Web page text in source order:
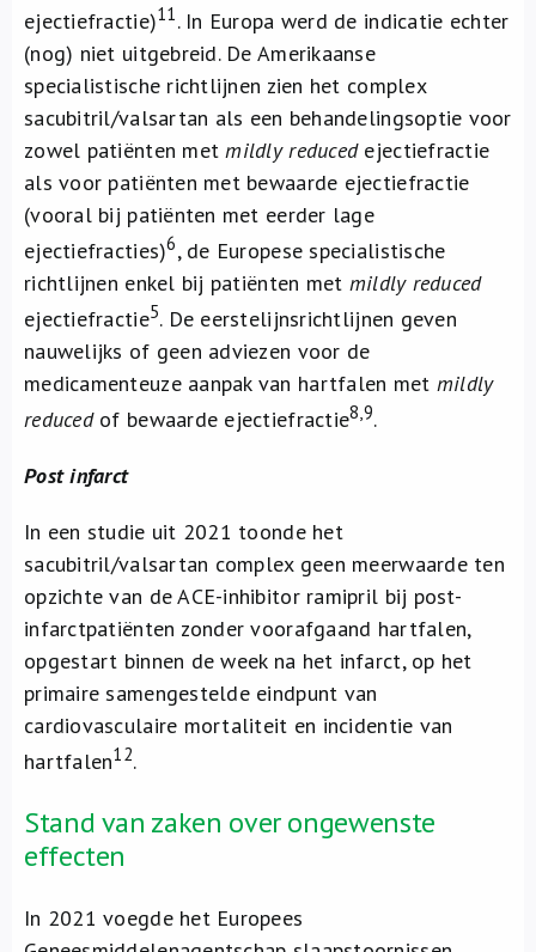
ejectiefractie)11. In Europa werd de indicatie echter
(nog) niet uitgebreid. De Amerikaanse
specialistische richtlijnen zien het complex
sacubitril/valsartan als een behandelingsoptie voor
zowel patiënten met mildly reducedejectiefractie
als voor patiënten met bewaarde ejectiefractie
(vooral bij patiënten met eerder lage
ejectiefracties)6, de Europese specialistische
richtlijnen enkel bij patiënten met mildly reduced
ejectiefractie5. De eerstelijnsrichtlijnen geven
nauwelijks of geen adviezen voor de
medicamenteuze aanpak van hartfalen met mildly
reducedof bewaarde ejectiefractie8,9.
Post infarct
In een studie uit 2021 toonde het
sacubitril/valsartan complex geen meerwaarde ten
opzichte van de ACE-inhibitor ramipril bij post-
infarctpatiënten zonder voorafgaand hartfalen,
opgestart binnen de week na het infarct, op het
primaire samengestelde eindpunt van
cardiovasculaire mortaliteit en incidentie van
hartfalen12.
Stand van zaken over ongewenste
effecten
In 2021 voegde het Europees